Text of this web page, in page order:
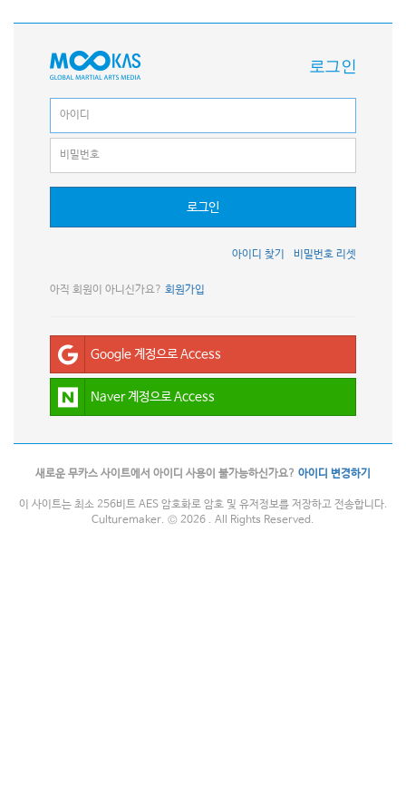
로그인
로그인
비밀번호 리셋
아이디 찾기
아직 회원이 아니신가요? 회원가입
Google 계정으로 Access
Naver 계정으로 Access
새로운 무카스 사이트에서 아이디 사용이 불가능하신가요? 아이디 변경하기
이 사이트는 최소 256비트 AES 암호화로 암호 및 유저정보를 저장하고 전송합니다.
Culturemaker. © 2026 . All Rights Reserved.